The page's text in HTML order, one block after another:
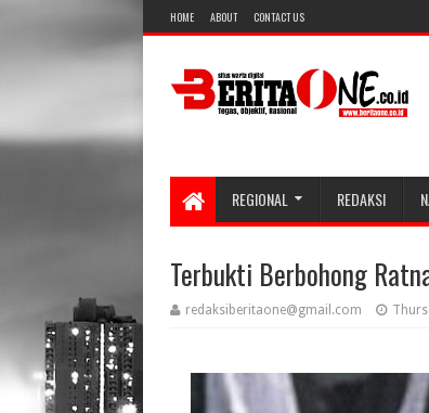
HOME ABOUT CONTACT US
REGIONAL REDAKSI
Terbukti Berbohong
redaksiberitaone@gmail.com